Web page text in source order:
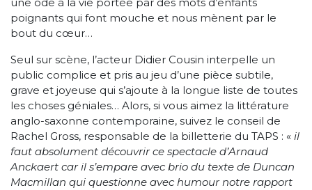
poignants qui font mouche et nous mènent par le
bout du cœur…
Seul sur scène, l’acteur Didier Cousin interpelle un
public complice et pris au jeu d’une pièce subtile,
grave et joyeuse qui s’ajoute à la longue liste de toutes
les choses géniales… Alors, si vous aimez la littérature
anglo-saxonne contemporaine, suivez le conseil de
Rachel Gross, responsable de la billetterie du TAPS : « il
faut absolument découvrir ce spectacle d’Arnaud
Anckaert car il s’empare avec brio du texte de Duncan
Macmillan qui questionne avec humour notre rapport